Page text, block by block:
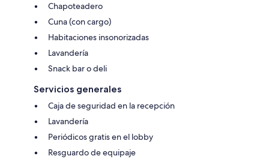
Chapoteadero
Cuna (con cargo)
Habitaciones insonorizadas
Lavandería
Snack bar o deli
Servicios generales
Caja de seguridad en la recepción
Lavandería
Periódicos gratis en el lobby
Resguardo de equipaje